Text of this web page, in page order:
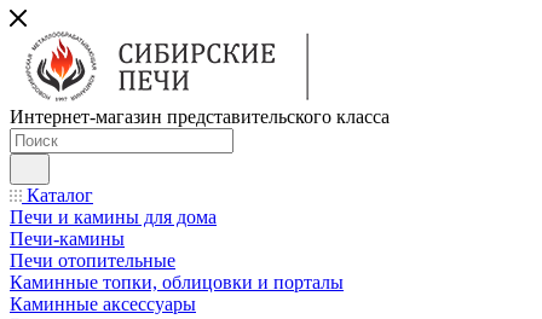
Интернет-магазин представительского класса
Каталог
Печи и камины для дома
Печи-камины
Печи отопительные
Каминные топки, облицовки и порталы
Каминные аксессуары